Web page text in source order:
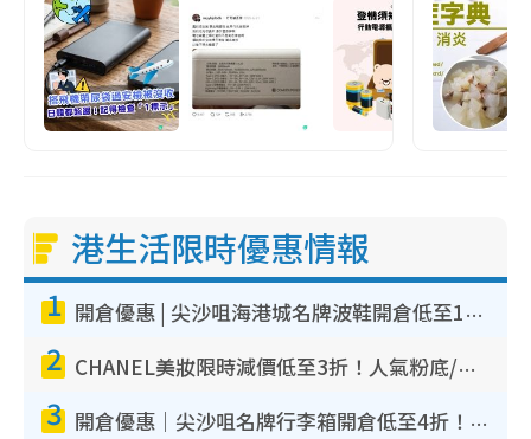
港生活限時優惠情報
1 開倉優惠 | 尖沙咀海港城名牌波鞋開倉低至1折！On鞋$899起／Joy&Peace鞋履$98起
2 CHANEL美妝限時減價低至3折！人氣粉底/唇膏/精華液低至$275！COCO香水都有平
3 開倉優惠｜尖沙咀名牌行李箱開倉低至4折！一連5日 American Tourister/ace./Hallmark $200起！